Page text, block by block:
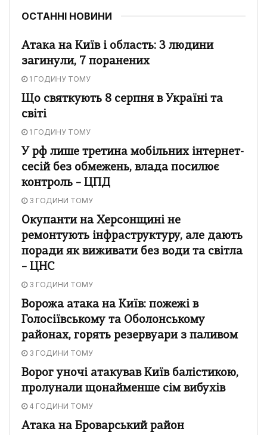
ОСТАННІ НОВИНИ
Атака на Київ і область: 3 людини
загинули, 7 поранених
1 ГОДИНУ ТОМУ
Що святкують 8 серпня в Україні та
світі
1 ГОДИНУ ТОМУ
У рф лише третина мобільних інтернет-
сесій без обмежень, влада посилює
контроль – ЦПД
3 ГОДИНИ ТОМУ
Окупанти на Херсонщині не
ремонтують інфраструктуру, але дають
поради як виживати без води та світла
– ЦНС
3 ГОДИНИ ТОМУ
Ворожа атака на Київ: пожежі в
Голосіївському та Оболонському
районах, горять резервуари з паливом
3 ГОДИНИ ТОМУ
Ворог уночі атакував Київ балістикою,
пролунали щонайменше сім вибухів
4 ГОДИНИ ТОМУ
Атака на Броварський район